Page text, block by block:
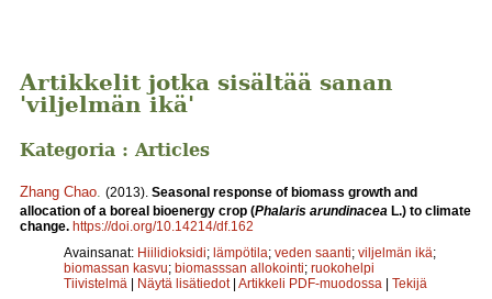
Artikkelit jotka sisältää sanan
'viljelmän ikä'
Kategoria : Articles
Zhang Chao (2013). Seasonal response of biomass growth and
allocation of a boreal bioenergy crop (Phalaris arundinacea L.) to climate
change. https://doi.org/10.14214/df.162
Avainsanat: Hiilidioksidi; lämpötila; veden saanti; viljelmän ikä;
biomassan kasvu; biomasssan allokointi; ruokohelpi
Tiivistelmä | Näytä lisätiedot | Artikkeli PDF-muodossa | Tekijä